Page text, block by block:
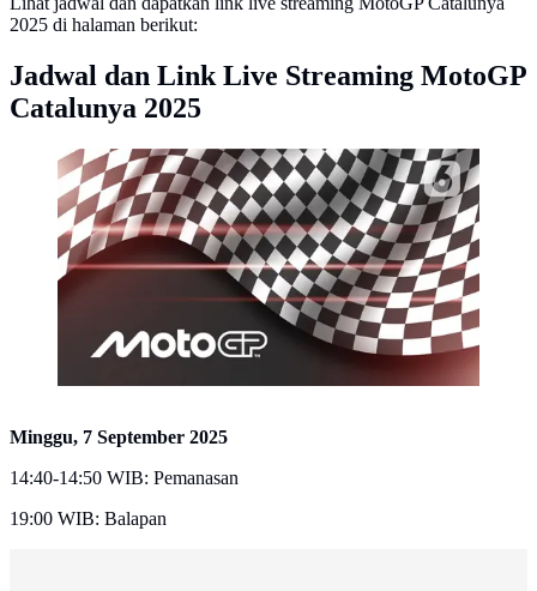
2025 di halaman berikut:
Jadwal dan Link Live Streaming MotoGP
Catalunya 2025
Ilustrasi dan logo MotoGP. (Liputan6.com/Abdillah)
Minggu, 7 September 2025
14:40-14:50 WIB: Pemanasan
19:00 WIB: Balapan